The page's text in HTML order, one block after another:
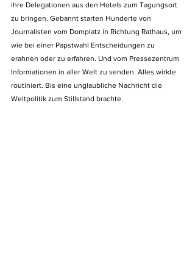
ihre Delegationen aus den Hotels zum Tagungsort
zu bringen. Gebannt starten Hunderte von
Journalisten vom Domplatz in Richtung Rathaus, um
wie bei einer Papstwahl Entscheidungen zu
erahnen oder zu erfahren. Und vom Pressezentrum
Informationen in aller Welt zu senden. Alles wirkte
routiniert. Bis eine unglaubliche Nachricht die
Weltpolitik zum Stillstand brachte.